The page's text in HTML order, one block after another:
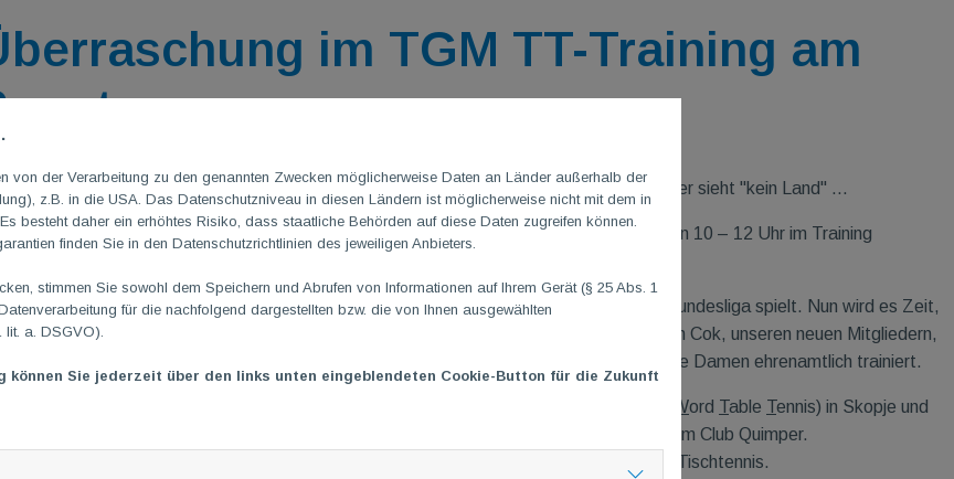
im TGM TT-Training am
aus der 1. Französischen Tischtennis-Bundesliga - TG MAbteilungsleiter Roger sieht "kein Land" ...
habe doch immer gesagt: Es gibt fast nichts Schöneres, als sich am Sonntagmorgen von 10 – 12 Uhr im Training
schön und wertvoll ist es, wenn man einen Trainingsgast hat, der in der ersten Bundesliga spielt. Nun wird es Zeit,
femininen Modus zu wechseln, denn unser Gast war die Tochter von Nicolai und Judith Cok, unseren neuen Mitgliedern,
mittlerweile jeder kennen dürfte, da Nicolai ja sehr engagiert unsere Jugend sowie unsere Damen ehrenamtlich trainiert.
Word Table Tennis) in Skopje und
wo sie kommende Dienstag spielt. Sie spielt in Frankreich in der 1. Bundesliga beim Club Quimper.
ist Nummer 8 in Frankreich bei den Damen und 280 weltweit. Sie ist Profi und lebt vom Tischtennis.
von der Verarbeitung zu den genannten Zwecken möglicherweise Daten an Länder außerhalb der
z.B. in die USA. Das Datenschutzniveau in diesen Ländern ist möglicherweise nicht mit dem in
besteht daher ein erhöhtes Risiko, dass staatliche Behörden auf diese Daten zugreifen können.
finden Sie in den Datenschutzrichtlinien des jeweiligen Anbieters.
stimmen Sie sowohl dem Speichern und Abrufen von Informationen auf Ihrem Gerät (§ 25 Abs. 1
für die nachfolgend dargestellten bzw. die von Ihnen ausgewählten
a. DSGVO).
Sie jederzeit über den links unten eingeblendeten Cookie-Button für die Zukunft